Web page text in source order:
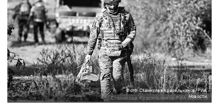
Фото: Станислав Красильников/РИА
Новости